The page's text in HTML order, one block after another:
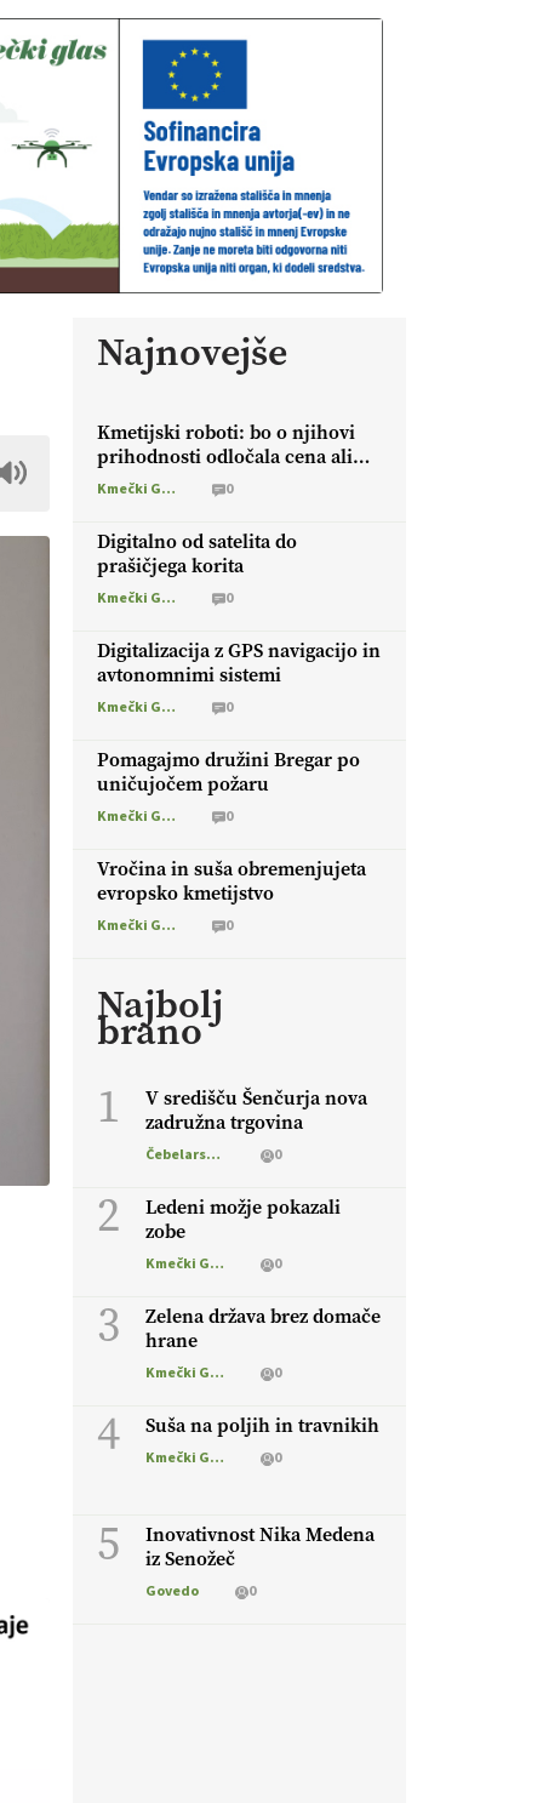
Najnovejše
Kmetijski roboti: bo o njihovi
prihodnosti odločala cena ali
prednosti za kmetijo?
Kmečki Glas 0
Digitalno od satelita do
prašičjega korita
Kmečki Glas 0
Digitalizacija z GPS navigacijo in
avtonomnimi sistemi
Kmečki Glas 0
Pomagajmo družini Bregar po
uničujočem požaru
Kmečki Glas 0
Vročina in suša obremenjujeta
evropsko kmetijstvo
Kmečki Glas 0
Najbolj
brano
1
V središču Šenčurja nova
zadružna trgovina
Čebelarstvo 0
2
Ledeni možje pokazali
zobe
Kmečki Glas 0
3
Zelena država brez domače
hrane
Kmečki Glas 0
4 Suša na poljih in travnikih
Kmečki Glas 0
5
Inovativnost Nika Medena
iz Senožeč
Govedo 0